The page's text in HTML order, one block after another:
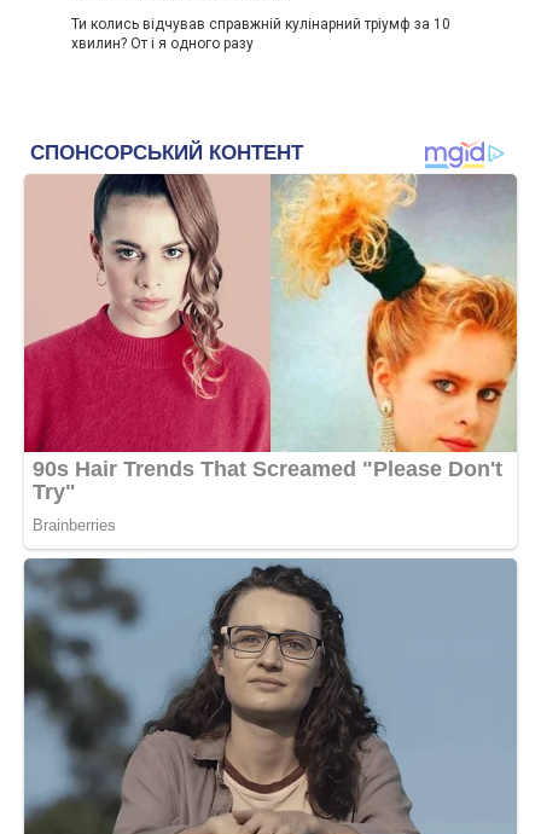
Ти колись відчував справжній кулінарний тріумф за 10
хвилин? От і я одного разу